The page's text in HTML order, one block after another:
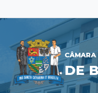
CÂMARA
DE